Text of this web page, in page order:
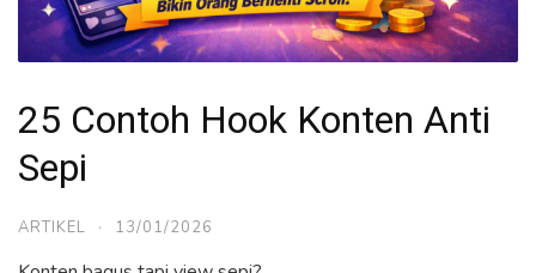
25 Contoh Hook Konten Anti
Sepi
ARTIKEL · 13/01/2026